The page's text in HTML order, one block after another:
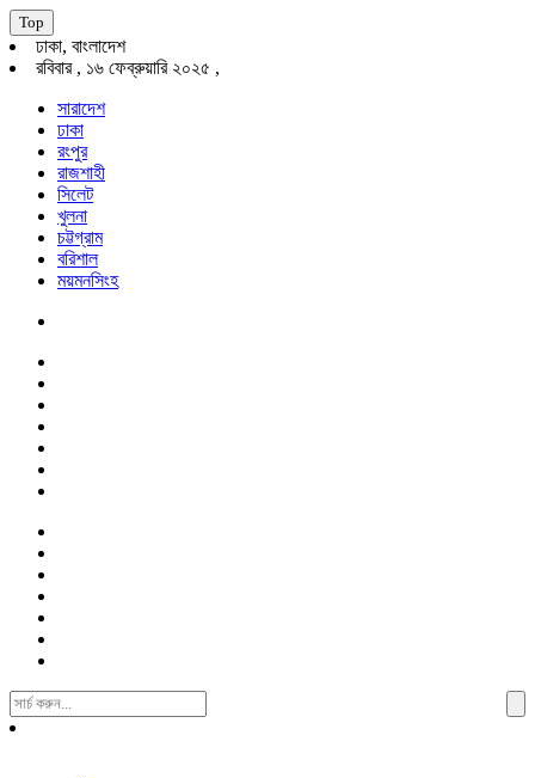
Top
ঢাকা, বাংলাদেশ
রবিবার , ১৬ ফেব্রুয়ারি ২০২৫ ,
সারাদেশ
ঢাকা
রংপুর
রাজশাহী
সিলেট
খুলনা
চট্টগ্রাম
বরিশাল
ময়মনসিংহ
Search
For: